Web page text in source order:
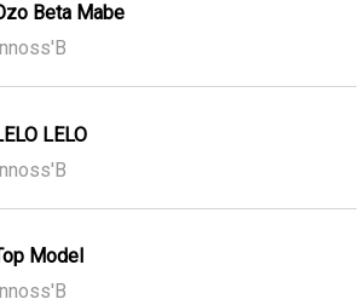
Beta Mabe
Innoss'B
LELO
Model
Innoss'B